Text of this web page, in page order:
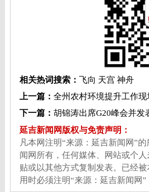
相关热词搜索： 飞向 天宫 神舟
上一篇： 全州农村环境提升工作
下一篇： 胡锦涛出席G20峰会并发
延吉新闻网版权与免责声明：
凡本网注明“来源：延吉新闻网”
闻网所有，任何媒体、网站或个
贴或以其他方式复制发表。已经
用时必须注明“来源：延吉新闻网